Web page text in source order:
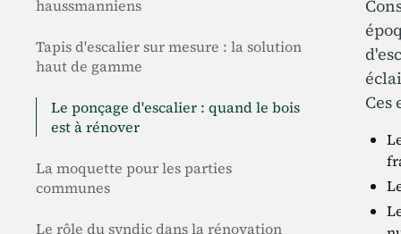
haussmanniens
Tapis d'escalier sur mesure : la solution
haut de gamme
Le ponçage d'escalier : quand le bois
est à rénover
La moquette pour les parties
communes
Le rôle du syndic dans la rénovation
Ces